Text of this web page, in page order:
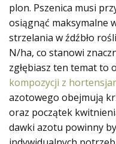
plon. Pszenica musi
osiągnąć maksymalne
strzelania w źdźbło
N/ha, co stanowi
zgłębiasz ten temat to
kompozycji z
azotowego obejmują
oraz początek
dawki azotu powinny